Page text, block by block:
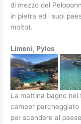
di mezzo del
in pietra ed i suoi
molto).
Limeni, Pylos
La mattina bagno nel
camper parcheggiato
per scendere al